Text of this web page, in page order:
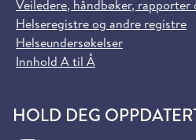
Veiledere, håndbøker,
Helseregistre og andre registre
Helseundersøkelser
Innhold A til Å
HOLD DEG